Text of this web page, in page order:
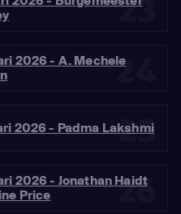
23
24
2026 - A. Mechele
25
2026 - Padma Lakshmi
26
2026 - Jonathan Haidt
Price